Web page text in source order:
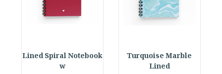
Turquoise Marble
Lined
Lined Spiral Notebook
w